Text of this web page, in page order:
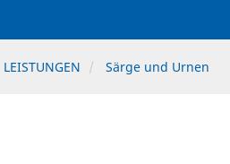
LEISTUNGEN Särge und Urnen